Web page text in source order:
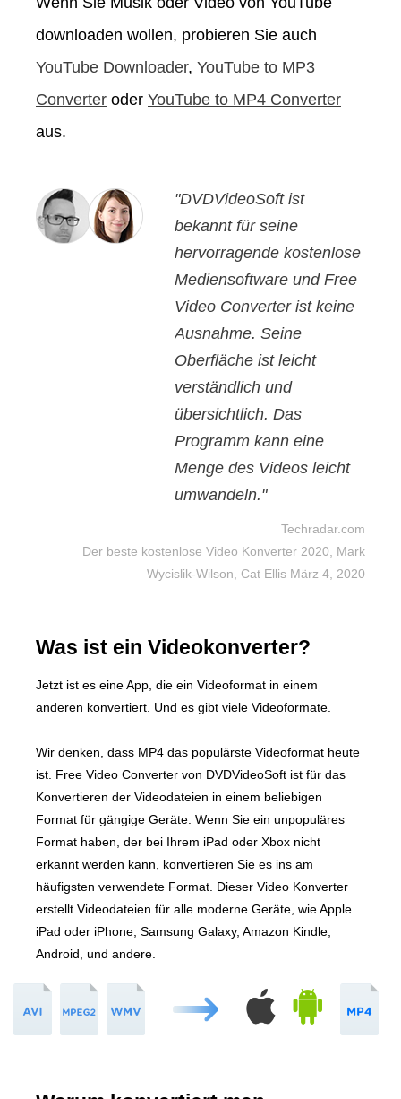
downloaden wollen, probieren Sie auch
YouTube Downloader, YouTube to MP3
Converter oder YouTube to MP4 Converter
aus.
"DVDVideoSoft ist
bekannt für seine
hervorragende kostenlose
Mediensoftware und Free
Video Converter ist keine
Ausnahme. Seine
Oberfläche ist leicht
verständlich und
übersichtlich. Das
Programm kann eine
Menge des Videos leicht
umwandeln."
Techradar.com
Der beste kostenlose Video Konverter 2020, Mark
Wycislik-Wilson, Cat Ellis März 4, 2020
Was ist ein Videokonverter?
Jetzt ist es eine App, die ein Videoformat in einem
anderen konvertiert. Und es gibt viele Videoformate.
Wir denken, dass MP4 das populärste Videoformat heute
ist. Free Video Converter von DVDVideoSoft ist für das
Konvertieren der Videodateien in einem beliebigen
Format für gängige Geräte. Wenn Sie ein unpopuläres
Format haben, der bei Ihrem iPad oder Xbox nicht
erkannt werden kann, konvertieren Sie es ins am
häufigsten verwendete Format. Dieser Video Konverter
erstellt Videodateien für alle moderne Geräte, wie Apple
iPad oder iPhone, Samsung Galaxy, Amazon Kindle,
Android, und andere.